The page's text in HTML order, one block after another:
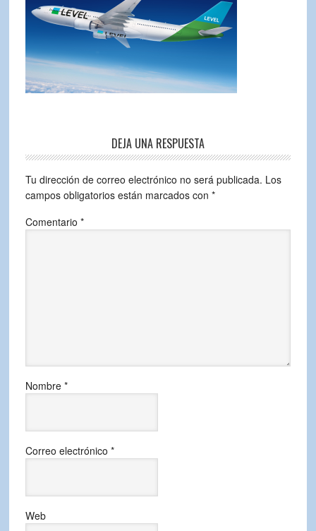
DEJA UNA RESPUESTA
Tu dirección de correo electrónico no será publicada. Los
campos obligatorios están marcados con *
Comentario *
Nombre *
Correo electrónico *
Web